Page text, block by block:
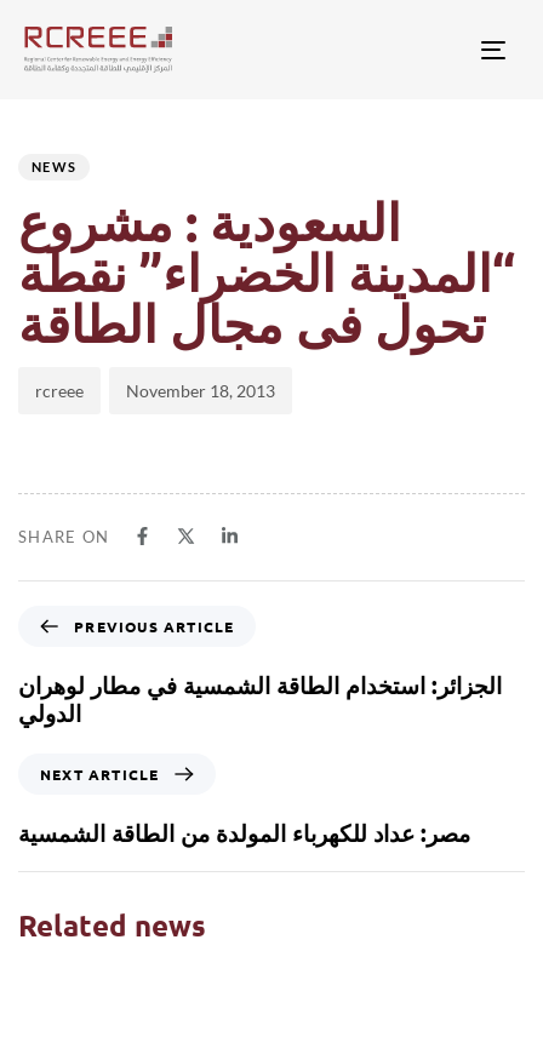
NEWS
السعودية : مشروع
“المدينة الخضراء” نقطة
تحول فى مجال الطاقة
rcreee November 18, 2013
SHARE ON
PREVIOUS ARTICLE
الجزائر: استخدام الطاقة الشمسية في مطار لوهران
الدولي
NEXT ARTICLE
مصر: عداد للكهرباء المولدة من الطاقة الشمسية
Related news